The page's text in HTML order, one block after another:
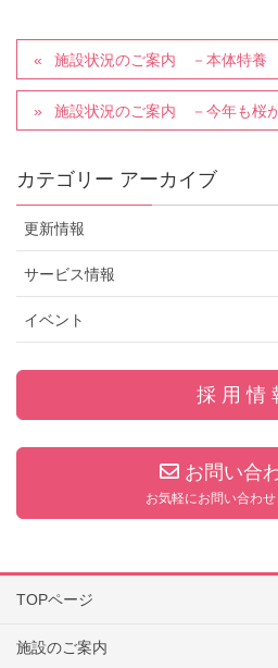
施設状況のご案内 －本体特養
施設状況のご案内 －今年も桜
カテゴリー アーカイブ
更新情報
サービス情報
イベント
採 用 情
お問い合
お気軽にお問い合わせ
TOPページ
施設のご案内